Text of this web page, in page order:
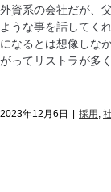
外資系の会社だが、
ような事を話してく
になるとは想像しな
がってリストラが多
2023年12月6日 採用 ,